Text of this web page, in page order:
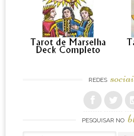
REDES
PESQUISAR NO